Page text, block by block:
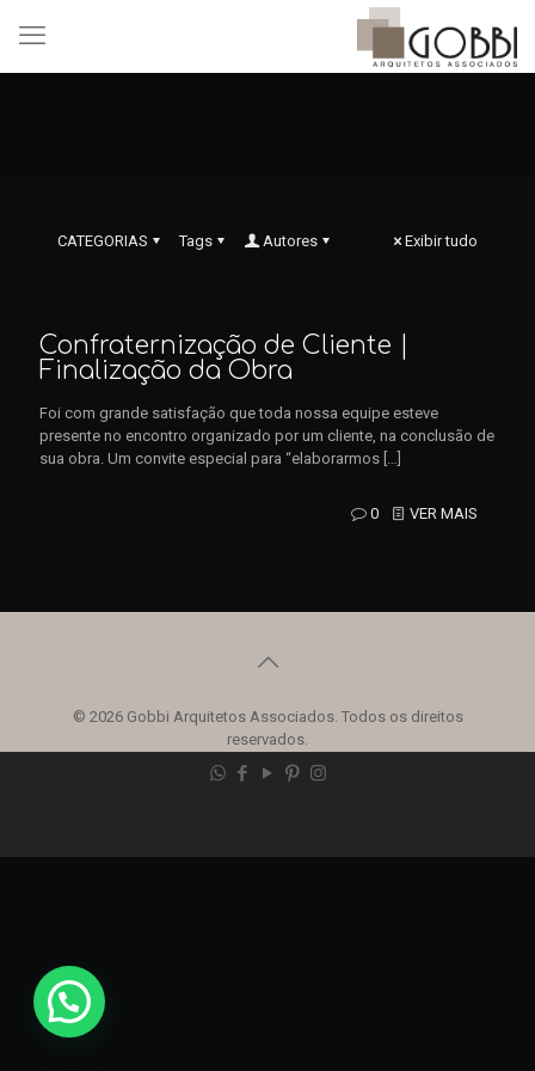
CATEGORIAS Tags Autores Exibir tudo
Confraternização de Cliente |
Finalização da Obra
Foi com grande satisfação que toda nossa equipe esteve
presente no encontro organizado por um cliente, na conclusão de
sua obra. Um convite especial para “elaborarmos […]
0 VER MAIS
© 2026 Gobbi Arquitetos Associados. Todos os direitos
reservados.